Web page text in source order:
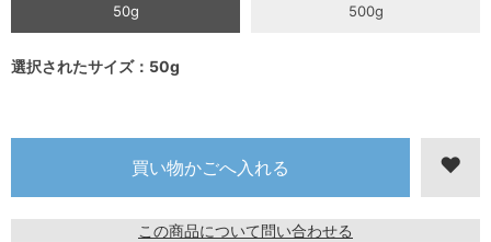
50g 500g
選択されたサイズ：50g
この商品について問い合わせる